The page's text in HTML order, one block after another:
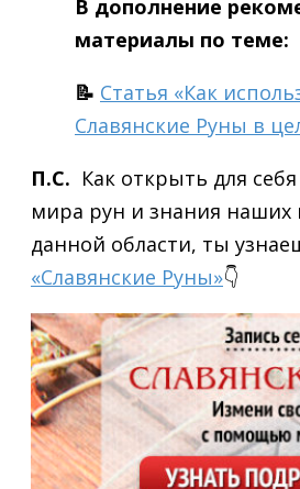
В дополнение
материалы по теме:
📝 Статья «Как
Славянские Руны в
П.С. Как открыть для
мира рун и знания наших
данной области, ты
«Славянские Руны»👇